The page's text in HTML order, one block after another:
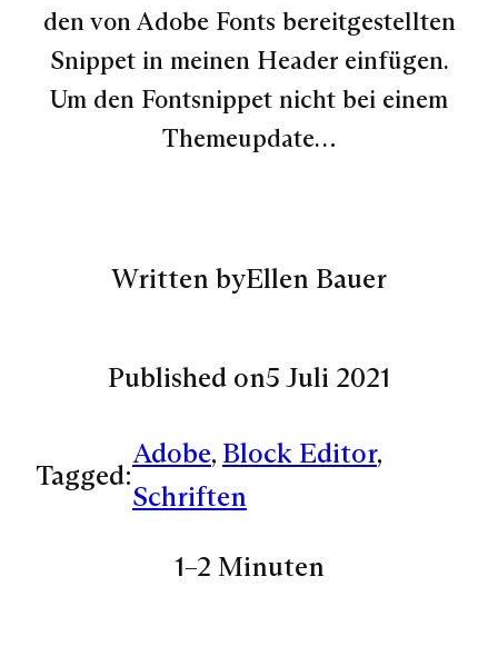
den von Adobe Fonts bereitgestellten
Snippet in meinen Header einfügen.
Um den Fontsnippet nicht bei einem
Themeupdate…
Written byEllen Bauer
Published on5 Juli 2021
Tagged:
Adobe, Block Editor
Schriften
1–2 Minuten